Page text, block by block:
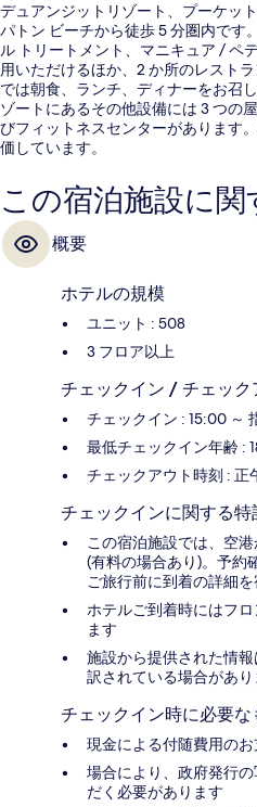
デュアンジットリゾート、プーケッ
パトン ビーチから徒歩 5 分圏内です
ル トリートメント、マニキュア / ペ
用いただけるほか、2 か所のレスト
では朝食、ランチ、ディナーをお召
ゾートにあるその他設備には 3 つの
びフィットネスセンターがあります
価しています。
この宿泊施設に関
概要
ホテルの規模
ユニット : 508
3 フロア以上
チェックイン / チェック
チェックイン : 15:00 ～
最低チェックイン年齢 :
チェックアウト時刻 : 正
チェックインに関する特
この宿泊施設では、空
(有料の場合あり)。予約
ご旅行前に到着の詳細
ホテルご到着時にはフ
ます
施設から提供された情
訳されている場合があり
チェックイン時に必要な
現金による付随費用の
場合により、政府発行
だく必要があります